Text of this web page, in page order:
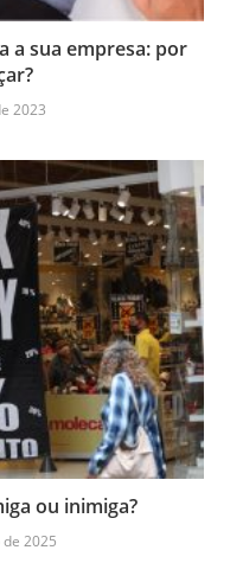
a sua empresa: por
2023
ou inimiga?
2025